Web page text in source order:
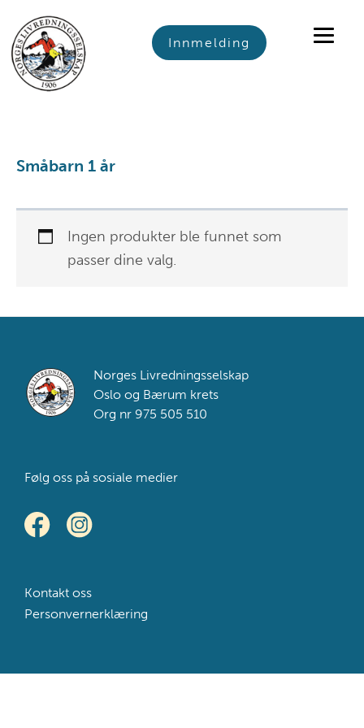
primary
navigation
main
content
footer
Innmelding
Småbarn 1 år
Ingen produkter ble funnet som
passer dine valg.
Footer
Norges Livredningsselskap
Oslo og Bærum krets
Org nr 975 505 510
Følg oss på sosiale medier
Kontakt oss
Personvernerklæring